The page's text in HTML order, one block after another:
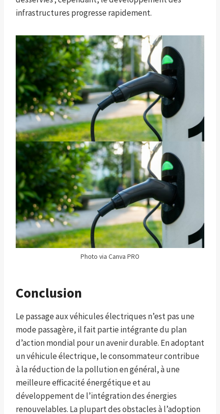
infrastructures progresse rapidement.
Photo via Canva PRO
Conclusion
Le passage aux véhicules électriques n’est pas une
mode passagère, il fait partie intégrante du plan
d’action mondial pour un avenir durable. En adoptant
un véhicule électrique, le consommateur contribue
à la réduction de la pollution en général, à une
meilleure efficacité énergétique et au
développement de l’intégration des énergies
renouvelables. La plupart des obstacles à l’adoption